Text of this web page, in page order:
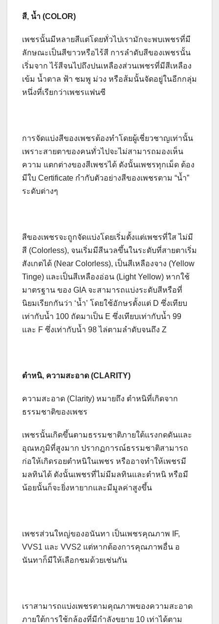
สี, น้ำ (COLOR)
เพชรนั้นมีหลายสีแต่โดยทั่วไปเรามักจะพบเพชรที่มี
ลักษณะเป็นสีขาวหรือไร้สี การลำดับสีของเพชรนั้น
เริ่มจาก ไร้สีจนไปถึงปนเหลืองส่วนเพชรที่มีสีเหลือง
เข้ม น้ำตาล ฟ้า ชมพู ม่วง หรือส้มนั้นจัดอยู่ในอีกกลุ่ม
หนึ่งที่เรียกว่าเพชรแฟนซี
การจัดแบ่งสีของเพชรต้องทำโดยผู้เชี่ยวชาญเท่านั้น
เพราะสายตาของคนทั่วไปจะไม่สามารถมองเห็น
ความ แตกต่างของสีเพชรได้ ดังนั้นเพชรทุกเม็ด ต้อง
มีใบ Certificate กำกับตัวอย่างสีของเพชรตาม “น้ำ”
ระดับต่างๆ
สีของเพชรจะถูกจัดแบ่งโดยเริ่มตั้งแต่เพชรที่ใส ไม่มี
สี (Colorless), จนเริ่มมีสีนวลขึ้นในระดับที่สายตาเริ่ม
สังเกตได้ (Near Colorless), เป็นสีเหลืองจาง (Yellow
Tinge) และเป็นสีเหลืองอ่อน (Light Yellow) หากใช้
มาตรฐาน ของ GIA จะสามารถแบ่งระดับสีหรือที่
นิยมเรียกกันว่า ‘น้ำ’ โดยใช้อักษรตั้งแต่ D ซึ่งเทียบ
เท่ากับน้ำ 100 ถัดมาเป็น E ซึ่งเทียบเท่ากับน้ำ 99
และ F ซึ่งเท่ากับนํ้า 98 ไล่ตามลำดับจนถึง Z
ตำหนิ, ความสะอาด (CLARITY)
ความสะอาด (Clarity) หมายถึง ตำหนิที่เกิดจาก
ธรรมชาติของเพชร
เพชรนั้นเกิดขึ้นตามธรรมชาติภายใต้แรงกดดันและ
อุณหภูมิที่สูงมาก ปรากฏการณ์ธรรมชาติสามารถ
ก่อให้เกิดรอยตำหนิในเพชร หรืออาจทำให้เพชรมี
มลทินได้ ดังนั้นเพชรที่ไม่มีมลทินและตำหนิ หรือมี
น้อยนั้นก็จะยิ่งหายากและมีมูลค่าสูงขึ้น
เพชรส่วนใหญ่ของอนันทา เป็นเพชรคุณภาพ IF,
VVS1 และ VVS2 แต่หากต้องการคุณภาพอื่น อ
นันทาก็มีให้เลือกชมด้วยเช่นกัน
เราสามารถแบ่งเพชรตามคุณภาพของความสะอาด
ภายใต้การใช้กล้องที่มีกำลังขยาย 10 เท่าได้ตาม